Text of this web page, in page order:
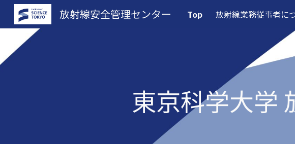
Skip to main content
放射線安全管理センター Top 放射線業務従事者に
東京科学大学